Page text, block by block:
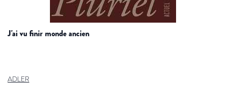
j'ai vu finir monde ancien
ADLER